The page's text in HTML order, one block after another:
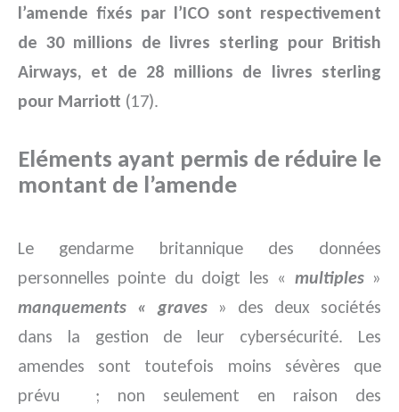
l’amende fixés par l’ICO sont respectivement
de 30 millions de livres sterling pour British
Airways, et de 28 millions de livres sterling
pour Marriott (17).
Eléments ayant permis de réduire le
montant de l’amende
Le gendarme britannique des données
personnelles pointe du doigt les « multiples»
manquements « graves » des deux sociétés
dans la gestion de leur cybersécurité. Les
amendes sont toutefois moins sévères que
prévu ; non seulement en raison des